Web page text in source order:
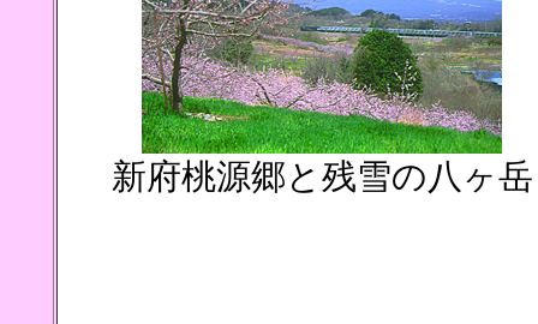
新府桃源郷と残雪の八ヶ岳